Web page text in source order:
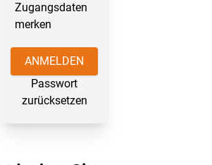
Zugangsdaten
merken
Passwort
zurücksetzen
ANMELDEN